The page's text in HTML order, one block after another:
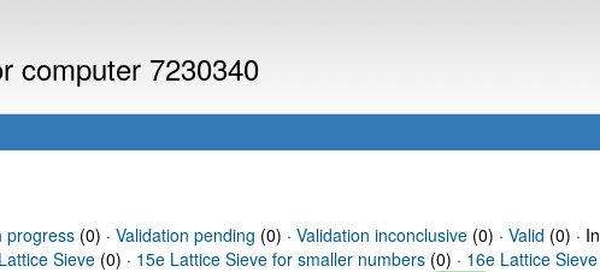
computer 7230340
progress(0) · Validation pending (0) · Validation inconclusive(0) · Valid (0) ·
Sieve (0) · 15e Lattice Sieve for smaller numbers (0) · 16e Lattice